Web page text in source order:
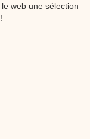
Proposer une
web une sélection